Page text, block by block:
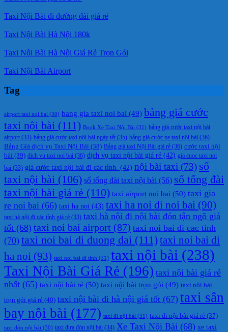
Taxi Nội Bài đi đường dài giá rẻ
Taxi Nội Bài Hà Nội 180k
Taxi Nội Bài Hà Nội Giá Rẻ Trọn Gói
Taxi Nội Bài Airport
Tag
airport taxi noi bai (30) bang gia taxi noi bai (49) bảng giá cước
taxi nội bài (111) Book Xe Taxi Nội Bài (31) bảng giá cước taxi nội bài
airport (33) bảng giá cước taxi nội bài ngày tết (35) bảng giá cước xe taxi nội bài (36)
Bảng Giá dịch vụ Taxi Nội Bài (38) Bảng giá taxi Nội Bài giá rẻ (36) cước taxi nội
bài (39) dich vu taxi noi bai (36) dịch vụ taxi nội bài giá rẻ (42) gia cuoc taxi noi
bai (33) giá cước taxi nội bài đi các tỉnh. (42) nội bài taxi (73) số
taxi nội bài (106) số tổng đài taxi nội bài (56) số tổng đài
taxi nội bài giá rẻ (110) taxi airport noi bai (50) taxi gia
re noi bai (66) taxi ha noi (43) taxi ha noi di noi bai (90)
taxi hà nội đi các tỉnh giá rẻ (33) taxi hà nội đi nội bài đón tận ngõ giá
tốt (68) taxi noi bai airport (87) taxi noi bai di cac tinh
(70) taxi noi bai di duong dai (111)taxi noi bai di
ha noi (93) taxi noi bai di tinh (31) taxi nội bài (238)
Taxi Nội Bài Giá Rẻ (196) taxi nội bài giá rẻ
nhất (65) taxi nội bài rẻ (50) taxi nội bài trọn gói (49) taxi nội bài
trọn gói giá rẻ (40) taxi nội bài đi hà nội giá tốt (67) taxi sân
bay nội bài (177) taxi đi nội bài (31) taxi đi nội bài giá rẻ (37)
taxi đón nội bài (30) taxi đưa đón nội bài (34) Xe Taxi Nội Bài (68) xe taxi